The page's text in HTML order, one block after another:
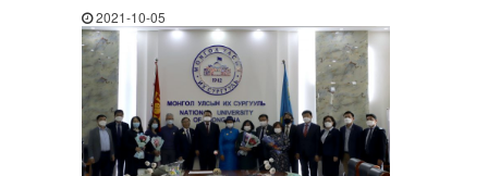
2021-10-05